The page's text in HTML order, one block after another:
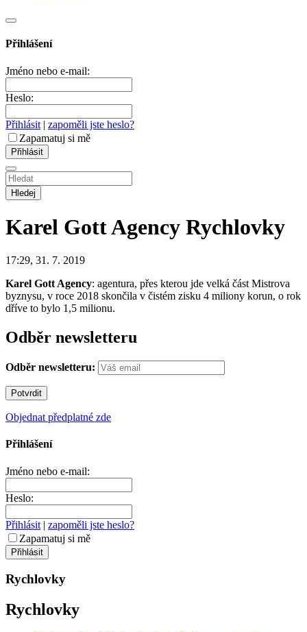
Přihlášení
Jméno nebo e-mail:
Heslo:
Přihlásit | zapoměli jste heslo?
Zapamatuj si mě
Hledej
Karel Gott Agency Rychlovky
17:29, 31. 7. 2019
Karel Gott Agency: agentura, přes kterou jde velká část Mistrova
byznysu, v roce 2018 skončila v čistém zisku 4 miliony korun, o rok
dříve to bylo 1,5 milionu.
Odběr newsletteru
Odběr newsletteru:
Objednat předplatné zde
Přihlášení
Jméno nebo e-mail:
Heslo:
Přihlásit | zapoměli jste heslo?
Zapamatuj si mě
Rychlovky
Rychlovky